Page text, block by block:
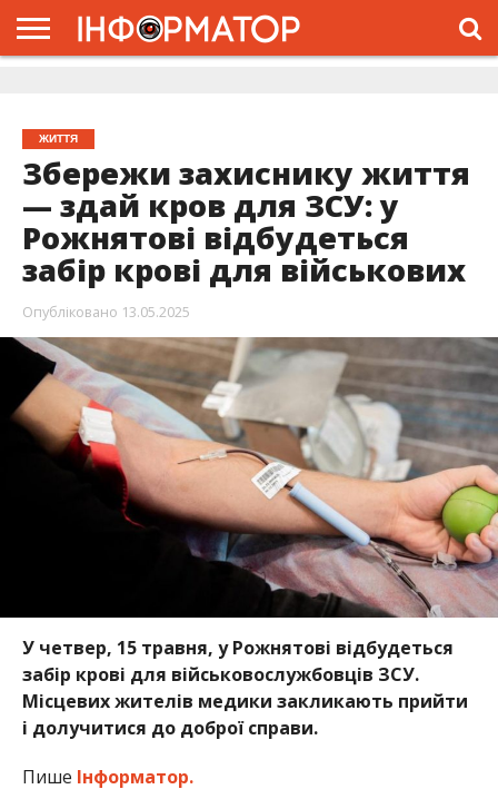
ЖИТТЯ
Збережи захиснику життя
— здай кров для ЗСУ: у
Рожнятові відбудеться
забір крові для військових
Опубліковано 13.05.2025
У четвер, 15 травня, у Рожнятові відбудеться
забір крові для військовослужбовців ЗСУ.
Місцевих жителів медики закликають прийти
і долучитися до доброї справи.
Пише Інформатор.